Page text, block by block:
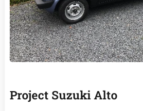
Project Suzuki Alto